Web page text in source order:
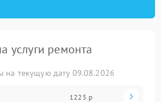
услуги ремонта
на текущую дату 09.08.2026
1225 р